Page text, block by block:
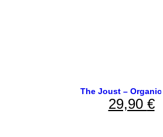
The Joust –
29,90 €